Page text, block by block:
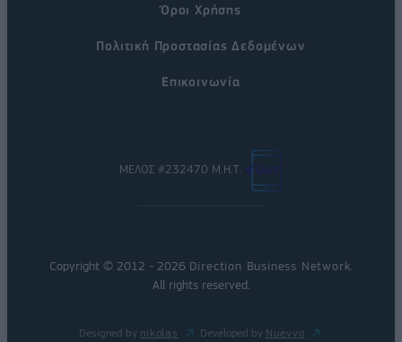
Όροι Χρήσης
Πολιτική Προστασίας Δεδομένων
Επικοινωνία
ΜΕΛΟΣ #232470 Μ.Η.Τ.
Copyright © 2012 - 2026 Direction Business Network
All rights reserved.
Designed by nikolas Developed by Nuevvo